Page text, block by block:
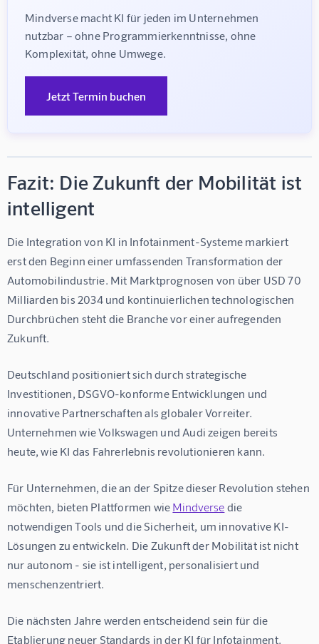
Mindverse macht KI für jeden im Unternehmen
nutzbar – ohne Programmierkenntnisse, ohne
Komplexität, ohne Umwege.
Jetzt Termin buchen
Fazit: Die Zukunft der Mobilität ist
intelligent
Die Integration von KI in Infotainment-Systeme markiert
erst den Beginn einer umfassenden Transformation der
Automobilindustrie. Mit Marktprognosen von über USD 70
Milliarden bis 2034 und kontinuierlichen technologischen
Durchbrüchen steht die Branche vor einer aufregenden
Zukunft.
Deutschland positioniert sich durch strategische
Investitionen, DSGVO-konforme Entwicklungen und
innovative Partnerschaften als globaler Vorreiter.
Unternehmen wie Volkswagen und Audi zeigen bereits
heute, wie KI das Fahrerlebnis revolutionieren kann.
Für Unternehmen, die an der Spitze dieser Revolution stehen
möchten, bieten Plattformen wie Mindverse die
notwendigen Tools und die Sicherheit, um innovative KI-
Lösungen zu entwickeln. Die Zukunft der Mobilität ist nicht
nur autonom - sie ist intelligent, personalisiert und
menschenzentriert.
Die nächsten Jahre werden entscheidend sein für die
Etablierung neuer Standards in der KI für Infotainment.